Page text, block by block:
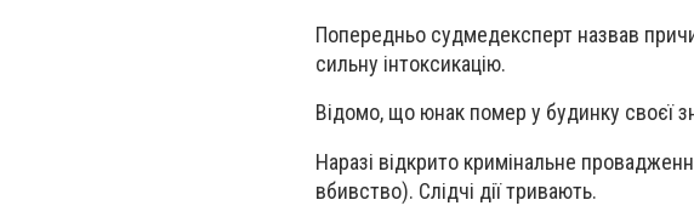
Попередньо судмедексперт назвав
сильну інтоксикацію.
Відомо, що юнак помер у будинку своєї
Наразі відкрито кримінальне
вбивство). Слідчі дії тривають.